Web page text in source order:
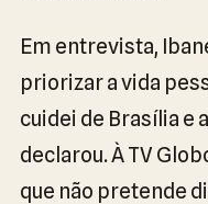
Em entrevista,
priorizar a vida
cuidei de Brasília e
declarou. À TV
que não pretende